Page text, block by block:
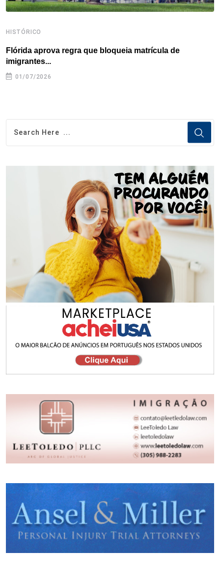
HISTÓRICO
Flórida aprova regra que bloqueia matrícula de
imigrantes...
01/07/2026